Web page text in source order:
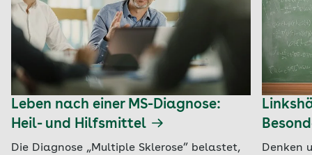
Leben nach einer MS-Diagnose:
Heil- und Hilfsmittel
Die Diagnose „Multiple Sklerose” belastet,
Denken